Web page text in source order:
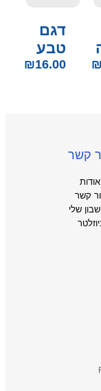
₪
דגם
טבע
₪16.00
קשר
אודות
קשר
שלי